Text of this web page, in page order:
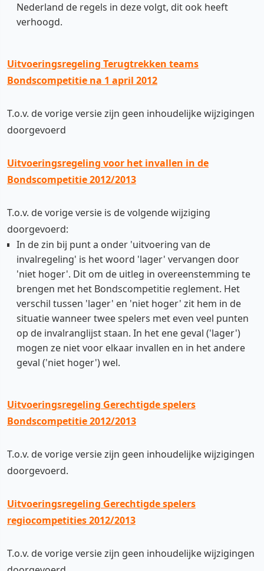
Nederland de regels in deze volgt, dit ook heeft
verhoogd.
Uitvoeringsregeling Terugtrekken teams
Bondscompetitie na 1 april 2012
T.o.v. de vorige versie zijn geen inhoudelijke wijzigingen
doorgevoerd
Uitvoeringsregeling voor het invallen in de
Bondscompetitie 2012/2013
T.o.v. de vorige versie is de volgende wijziging
doorgevoerd:
In de zin bij punt a onder 'uitvoering van de
invalregeling' is het woord 'lager' vervangen door
'niet hoger'. Dit om de uitleg in overeenstemming te
brengen met het Bondscompetitie reglement. Het
verschil tussen 'lager' en 'niet hoger' zit hem in de
situatie wanneer twee spelers met even veel punten
op de invalranglijst staan. In het ene geval ('lager')
mogen ze niet voor elkaar invallen en in het andere
geval ('niet hoger') wel.
Uitvoeringsregeling Gerechtigde spelers
Bondscompetitie 2012/2013
T.o.v. de vorige versie zijn geen inhoudelijke wijzigingen
doorgevoerd.
Uitvoeringsregeling Gerechtigde spelers
regiocompetities 2012/2013
T.o.v. de vorige versie zijn geen inhoudelijke wijzigingen